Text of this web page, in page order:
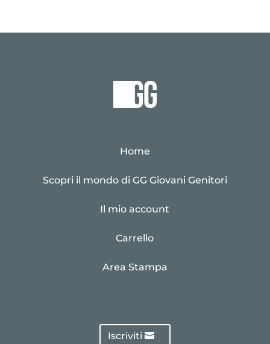
Home
Scopri il mondo di GG Giovani Genitori
Il mio account
Carrello
Area Stampa
Iscriviti